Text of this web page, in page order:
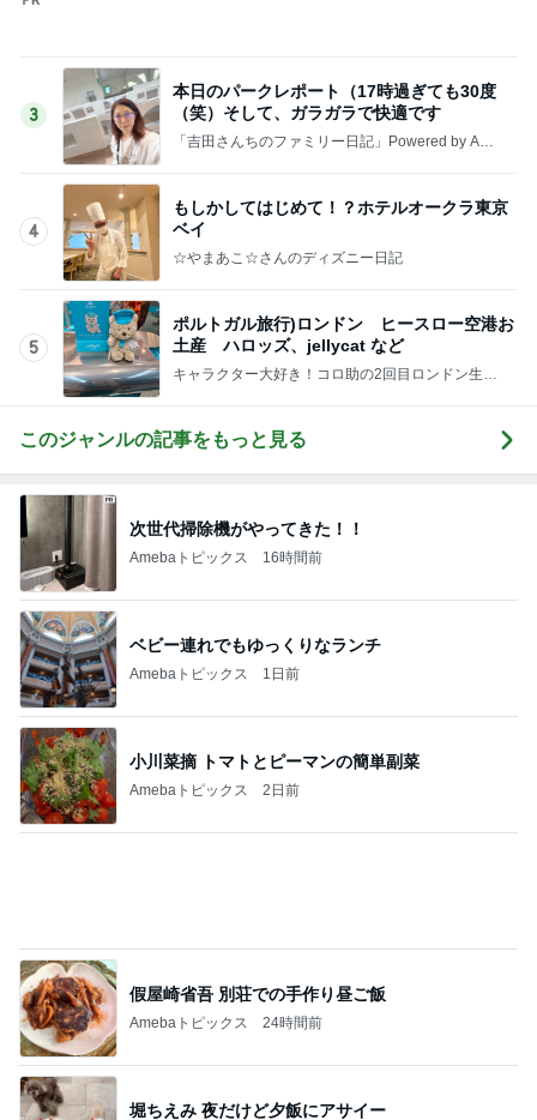
このジャンルの記事をもっと見る
次世代掃除機がやってきた！！
Amebaトピックス 16時間前
ベビー連れでもゆっくりなランチ
Amebaトピックス 1日前
Amebaトピックス 2日前
假屋崎省吾 別荘での手作り昼ご飯
Amebaトピックス 24時間前
堀ちえみ 夜だけど夕飯にアサイー
Amebaトピックス 1日前